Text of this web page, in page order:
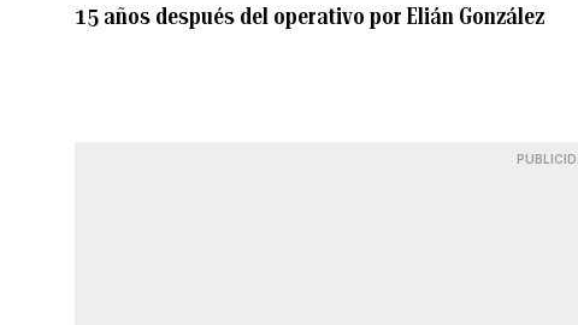
15 años después del operativo por Elián González